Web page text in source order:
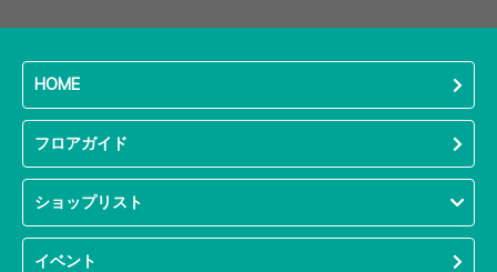
HOME
フロアガイド
ショップリスト
イベント